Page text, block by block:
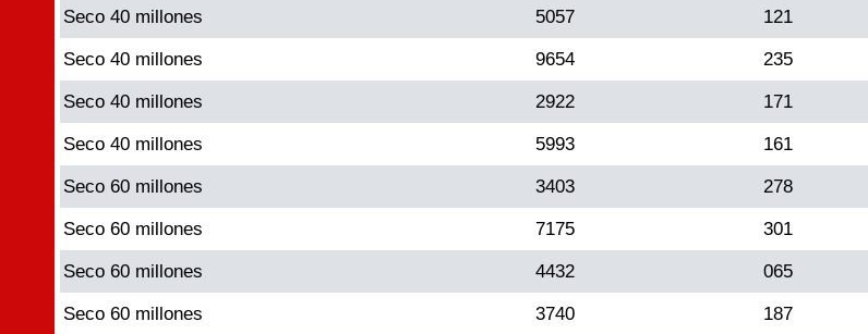
Seco 40 millones 5057 121
Seco 40 millones 9654 235
Seco 40 millones 2922 171
Seco 40 millones 5993 161
Seco 60 millones 3403 278
Seco 60 millones 7175 301
Seco 60 millones 4432 065
Seco 60 millones 3740 187